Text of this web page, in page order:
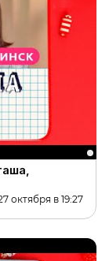
октября в 19:27